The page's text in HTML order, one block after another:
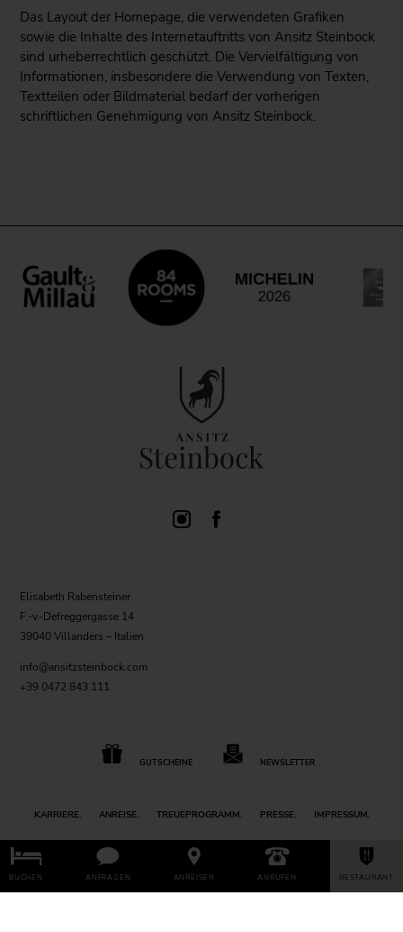
BUCHEN ANFRAGEN ANREISEN ANRUFEN RESTAURANT
Das Layout der Homepage, die verwendeten Grafiken
sowie die Inhalte des Internetauftritts von Ansitz Steinbock
sind urheberrechtlich geschützt. Die Vervielfältigung von
Informationen, insbesondere die Verwendung von Texten,
Textteilen oder Bildmaterial bedarf der vorherigen
schriftlichen Genehmigung von Ansitz Steinbock.
Elisabeth Rabensteiner
F.-v.-Defreggergasse 14
39040 Villanders – Italien
info@ansitzsteinbock.com
+39 0472 843 111
GUTSCHEINE NEWSLETTER
KARRIERE. ANREISE. TREUEPROGRAMM. PRESSE. IMPRESSUM.